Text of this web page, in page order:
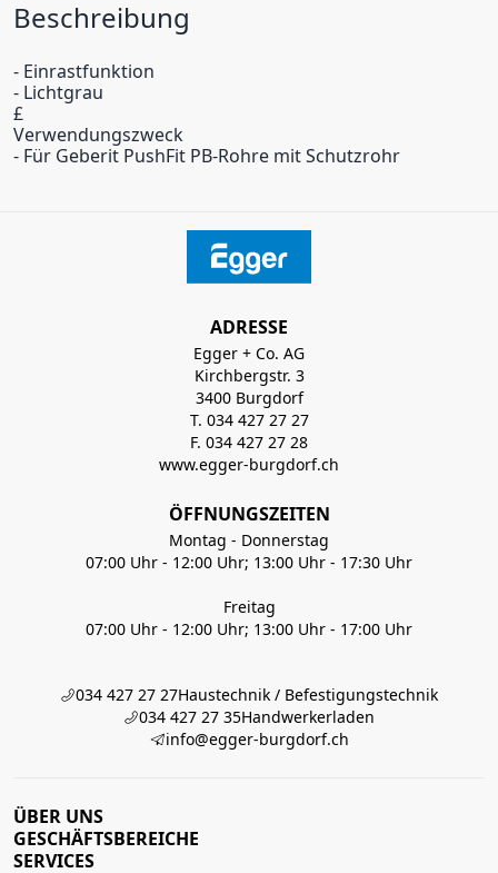
Beschreibung
- Einrastfunktion
- Lichtgrau
£
Verwendungszweck
- Für Geberit PushFit PB-Rohre mit Schutzrohr
ADRESSE
Egger + Co. AG
Kirchbergstr. 3
3400 Burgdorf
T. 034 427 27 27
F. 034 427 27 28
www.egger-burgdorf.ch
ÖFFNUNGSZEITEN
Montag - Donnerstag
07:00 Uhr - 12:00 Uhr; 13:00 Uhr - 17:30 Uhr
Freitag
07:00 Uhr - 12:00 Uhr; 13:00 Uhr - 17:00 Uhr
034 427 27 27Haustechnik / Befestigungstechnik
034 427 27 35Handwerkerladen
info@egger-burgdorf.ch
ÜBER UNS
GESCHÄFTSBEREICHE
SERVICES